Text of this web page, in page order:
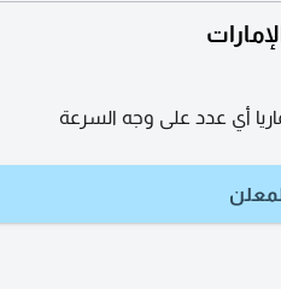
أي عدد على وجه السرعة